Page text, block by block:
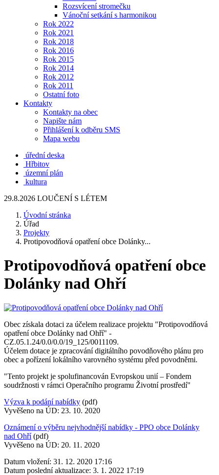
Rozsvícení stromečku
Vánoční setkání s harmonikou
Rok 2022
Rok 2021
Rok 2018
Rok 2016
Rok 2015
Rok 2014
Rok 2012
Rok 2011
Ostatní foto
Kontakty
Kontakty na obec
Napište nám
Přihlášení k odběru SMS
Mapa webu
úřední deska
Hřbitov
územní plán
kultura
29.8.2026 LOUČENÍ S LÉTEM
Úvodní stránka
Úřad
Projekty
Protipovodňová opatření obce Dolánky...
Protipovodňová opatření obce
Dolánky nad Ohří
Obec získala dotaci za účelem realizace projektu "Protipovodňová
opatření obce Dolánky nad Ohří" -
CZ.05.1.24/0.0/0.0/19_125/0011109.
Účelem dotace je zpracování digitálního povodňového plánu pro
obec a pořízení lokálního varovného systému před povodněmi.
"Tento projekt je spolufinancován Evropskou unií – Fondem
soudržnosti v rámci Operačního programu Životní prostředí"
Výzva k podání nabídky (pdf)
Vyvěšeno na ÚD: 23. 10. 2020
Oznámení o výběru nejvhodnější nabídky - PPO obce Dolánky
nad Ohří(pdf)
Vyvěšeno na ÚD: 20. 11. 2020
Datum vložení: 31. 12. 2020 17:16
Datum poslední aktualizace: 3. 1. 2022 17:19